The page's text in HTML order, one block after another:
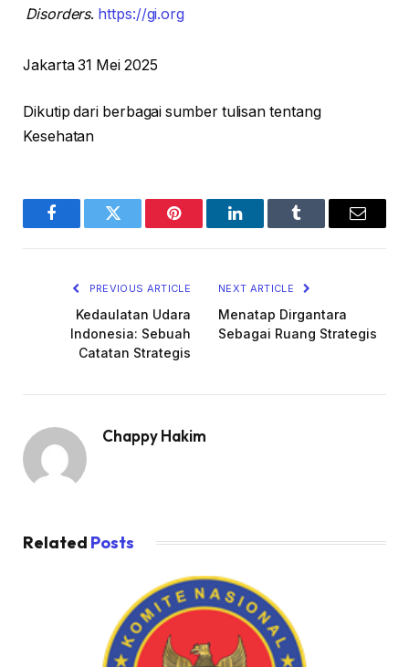
Disorders. https://gi.org
Jakarta 31 Mei 2025
Dikutip dari berbagai sumber tulisan tentang
Kesehatan
FacebookTwitter Pinterest LinkedInTumblr Email
PREVIOUS ARTICLE
Kedaulatan Udara
Indonesia: Sebuah
Catatan Strategis
NEXT ARTICLE
Menatap Dirgantara
Sebagai Ruang Strategis
Chappy Hakim
Related Posts